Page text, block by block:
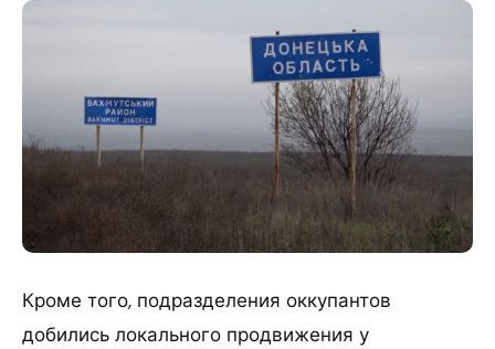
Кроме того, подразделения оккупантов
добились локального продвижения у